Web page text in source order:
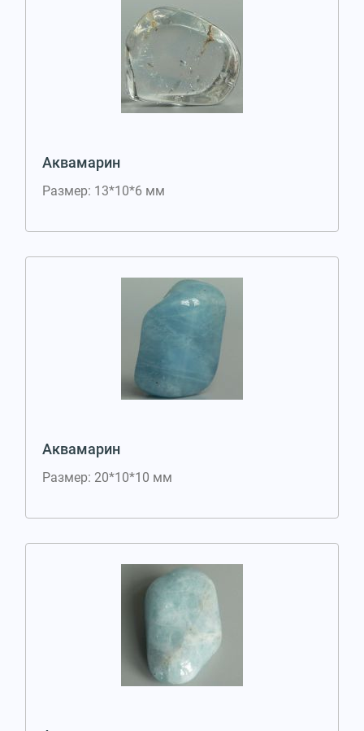
Аквамарин
Размер: 13*10*6 мм
Аквамарин
Размер: 20*10*10 мм